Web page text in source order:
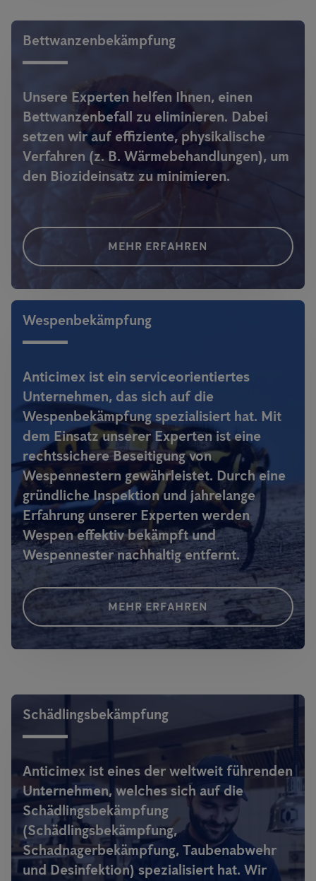
Bettwanzenbekämpfung
Unsere Experten helfen Ihnen, einen
Bettwanzenbefall zu eliminieren. Dabei
setzen wir auf effiziente, physikalische
Verfahren (z. B. Wärmebehandlungen), um
den Biozideinsatz zu minimieren.
MEHR ERFAHREN
Wespenbekämpfung
Anticimex ist ein serviceorientiertes
Unternehmen, das sich auf die
Wespenbekämpfung spezialisiert hat. Mit
dem Einsatz unserer Experten ist eine
rechtssichere Beseitigung von
Wespennestern gewährleistet. Durch eine
gründliche Inspektion und jahrelange
Erfahrung unserer Experten werden
Wespen effektiv bekämpft und
Wespennester nachhaltig entfernt.
MEHR ERFAHREN
Schädlingsbekämpfung
Anticimex ist eines der weltweit führenden
Unternehmen, welches sich auf die
Schädlingsbekämpfung
(Schädlingsbekämpfung,
Schadnagerbekämpfung, Taubenabwehr
und Desinfektion) spezialisiert hat. Wir